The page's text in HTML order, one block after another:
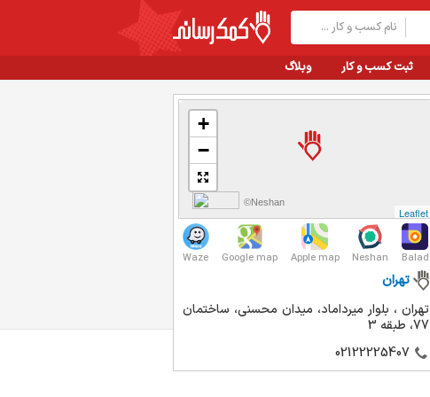
وبلاگ ثبت کسب و کار
+
−
Leaflet
©Neshan
Balad
Neshan
Apple map
Google map
Waze
تهران
تهران ، بلوار میرداماد، میدان محسنی، ساختمان
77، طبقه 3
02122225407